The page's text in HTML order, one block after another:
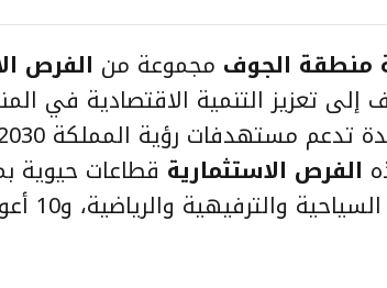
منطقة الجوف مجموعة من الفرص
تعزيز التنمية الاقتصادية في
تدعم مستهدفات رؤية المملكة 2030.
الفرص الاستثمارية